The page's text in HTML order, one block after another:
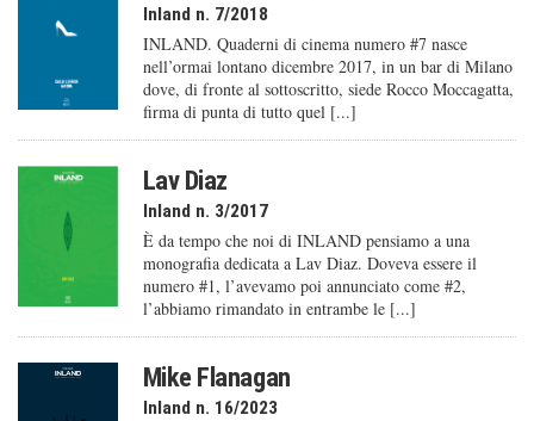
Inland n. 7/2018
INLAND. Quaderni di cinema numero #7 nasce
nell’ormai lontano dicembre 2017, in un bar di Milano
dove, di fronte al sottoscritto, siede Rocco Moccagatta,
firma di punta di tutto quel [...]
Lav Diaz
Inland n. 3/2017
È da tempo che noi di INLAND pensiamo a una
monografia dedicata a Lav Diaz. Doveva essere il
numero #1, l’avevamo poi annunciato come #2,
l’abbiamo rimandato in entrambe le [...]
Mike Flanagan
Inland n. 16/2023